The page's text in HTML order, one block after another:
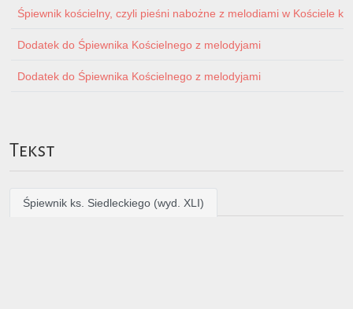
Śpiewnik kościelny, czyli pieśni nabożne z melodiami w Kościele
Dodatek do Śpiewnika Kościelnego z melodyjami
Dodatek do Śpiewnika Kościelnego z melodyjami
Tekst
Śpiewnik ks. Siedleckiego (wyd. XLI)